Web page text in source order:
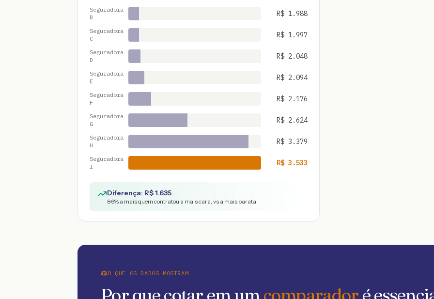
Seguradora
B
R$ 1.988
Seguradora
C
R$ 1.997
Seguradora
D
R$ 2.048
Seguradora
E
R$ 2.094
Seguradora
F
R$ 2.176
Seguradora
G
R$ 2.624
Seguradora
H
R$ 3.379
Seguradora
I
R$3.533
Diferença: R$1.635
86% a mais quem contratou a mais cara, vs a mais barata
O QUE OS DADOS MOSTRAM
Por que cotar em umcomparador é